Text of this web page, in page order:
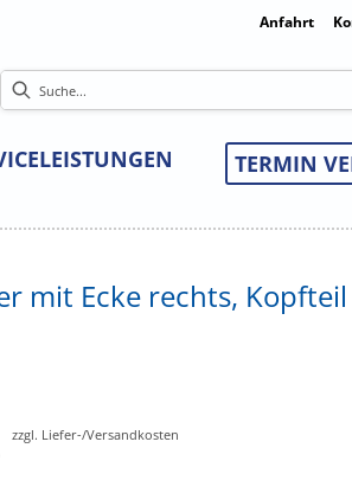
Anfahrt
TERMIN
mit Ecke rechts,
zzgl. Liefer-/Versandkosten